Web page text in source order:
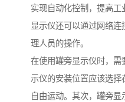
实现自动化控制，提高
显示仪还可以通过网络
理人员的操作。
在使用罐旁显示仪时，需
示仪的安装位置应该选
自由运动。其次，罐旁